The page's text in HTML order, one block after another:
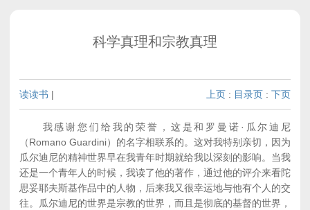
科学真理和宗教真理
读读书 | 上页 : 目录页 : 下页
我感谢您们给我的荣誉，这是和罗曼诺·瓜尔迪尼
（Romano Guardini）的名字相联系的。这对我特别亲切，因为
瓜尔迪尼的精神世界早在我青年时期就给我以深刻的影响。当我
还是一个青年人的时候，我读了他的著作，通过他的评介来看陀
思妥耶夫斯基作品中的人物，后来我又很幸运地与他有个人的交
往。瓜尔迪尼的世界是宗教的世界，而且是彻底的基督的世界，